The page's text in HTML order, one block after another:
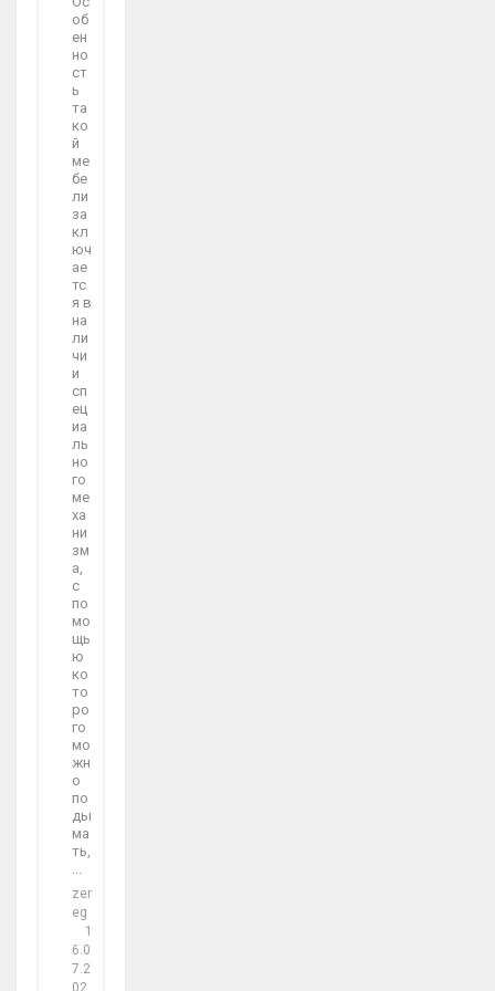
об
ен
но
ст
ь
та
ко
й
ме
бе
ли
за
кл
юч
ае
тс
я в
на
ли
чи
и
сп
ец
иа
ль
но
го
ме
ха
ни
зм
а,
с
по
мо
щь
ю
ко
то
ро
го
мо
жн
о
по
ды
ма
ть,
...
zer
eg
1
6.0
7.2
02